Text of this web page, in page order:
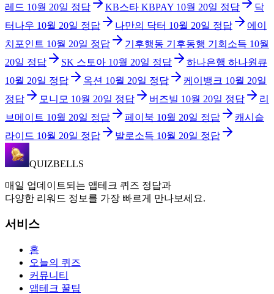
레드 10월 20일 정답 KB스타 KBPAY 10월 20일 정답
닥
터나우 10월 20일 정답 나만의 닥터 10월 20일 정답
에이
치포인트 10월 20일 정답 기후행동 기후동행 기회소득 10월
20일 정답 SK 스토아 10월 20일 정답
하나은행 하나원큐
10월 20일 정답 옥션 10월 20일 정답 케이뱅크 10월 20일
정답
모니모 10월 20일 정답 버즈빌 10월 20일 정답
리
브메이트 10월 20일 정답 페이북 10월 20일 정답
캐시슬
라이드 10월 20일 정답 발로소득 10월 20일 정답
QUIZBELLS
매일 업데이트되는 앱테크 퀴즈 정답과
다양한 리워드 정보를 가장 빠르게 만나보세요.
서비스
홈
오늘의 퀴즈
커뮤니티
앱테크 꿀팁